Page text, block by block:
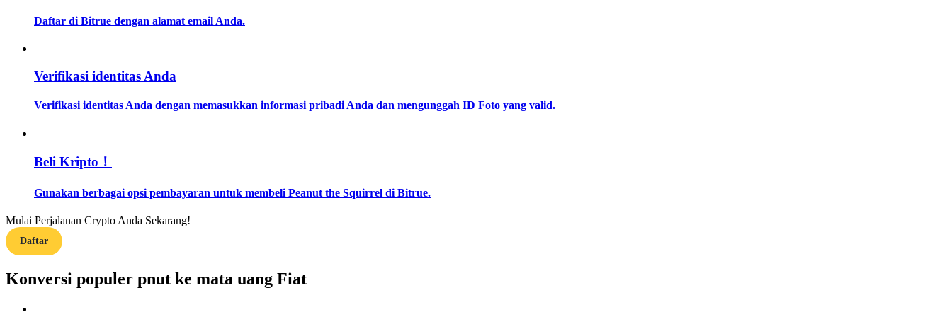
Analisis data besar termasuk info perdagangan, dll.
Memandu
Panduan Pemula Berjangka
Daftar di Bitrue dengan alamat email Anda.
Verifikasi identitas Anda
Verifikasi identitas Anda dengan memasukkan informasi pribadi Anda dan mengunggah ID Foto yang valid.
Beli Kripto！
Gunakan berbagai opsi pembayaran untuk membeli Peanut the Squirrel di Bitrue.
Mulai Perjalanan Crypto Anda Sekarang!
Daftar
Konversi populer pnut ke mata uang Fiat